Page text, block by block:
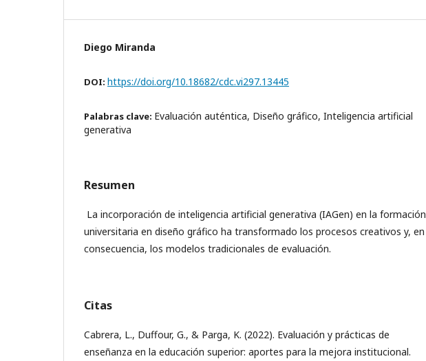
Diego Miranda
DOI: https://doi.org/10.18682/cdc.vi297.13445
Palabras clave: Evaluación auténtica, Diseño gráfico, Inteligencia artificial
generativa
Resumen
La incorporación de inteligencia artificial generativa (IAGen) en la formación
universitaria en diseño gráfico ha transformado los procesos creativos y, en
consecuencia, los modelos tradicionales de evaluación.
Citas
Cabrera, L., Duffour, G., & Parga, K. (2022). Evaluación y prácticas de
enseñanza en la educación superior: aportes para la mejora institucional.